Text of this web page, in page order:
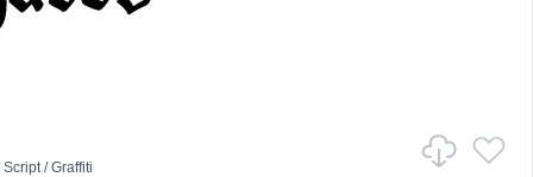
Script/Graffiti